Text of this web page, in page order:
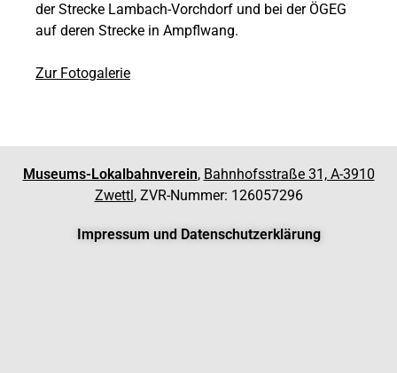
der Strecke Lambach-Vorchdorf und bei der ÖGEG
auf deren Strecke in Ampflwang.
Zur Fotogalerie
Museums-Lokalbahnverein, Bahnhofsstraße 31, A-3910
Zwettl , ZVR-Nummer: 126057296
Impressum und Datenschutzerklärung